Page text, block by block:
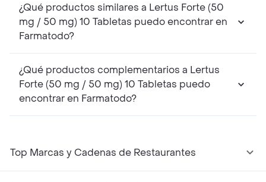
¿Qué productos similares a Lertus Forte (50
mg / 50 mg) 10 Tabletas puedo encontrar en
Farmatodo?
¿Qué productos complementarios a Lertus
Forte (50 mg / 50 mg) 10 Tabletas puedo
encontrar en Farmatodo?
Top Marcas y Cadenas de Restaurantes